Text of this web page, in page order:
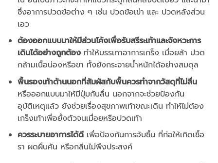
ซึ่งอาการปวดข้อต่าง ๆ เช่น ปวดข้อเข่า และ ปวดหลังส่วน
เอว
ต้องออกแบบมาให้มีส่วนโค้งเพื่อรับสรีระเท้าและจังหวะการ
เดินได้อย่างถูกต้องทำให้บรรเทาอาการเกร็ง เมื่อยล้า ปวด
กล้ามเนื้อน่องหรือขา ทั้งยังกระจายน้ำหนักได้อย่างสมดุล
พื้นรองเท้าด้านนอกที่สัมผัสกับพื้นควรทำจากวัสดุที่ไม่ลื่น
หรือออกแบบมาให้มีปุ่มกันลื่น นอกจากจะช่วยป้องกัน
อุบัติเหตุแล้ว ยังช่วยเรื่องสุขภาพเท้าขณะเดิน ทำให้ไม่ต้อง
เกร็งเท้าเพื่อยั้งตัวจนเมื่อยหรือปวดเท้า
ควรระบายอาการได้ดีเพื่อป้องกันการอับชื้น ที่ก่อให้เกิดเชื้อ
รา ผดผื่นคัน หรือกลิ่นไม่พึงประสงค์